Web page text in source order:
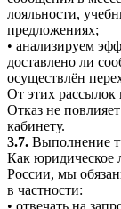
лояльности,
предложениях;
• анализируем
доставлено ли
осуществлён
От этих рассылок
Отказ не
кабинету.
3.7. Выполнение
Как юридическое
России, мы
в частности:
• отвечать на